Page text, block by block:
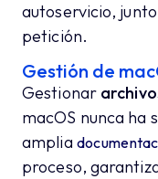
autoservicio,
petición.
Gestión de
Gestionar
macOS nunca ha
amplia
proceso,